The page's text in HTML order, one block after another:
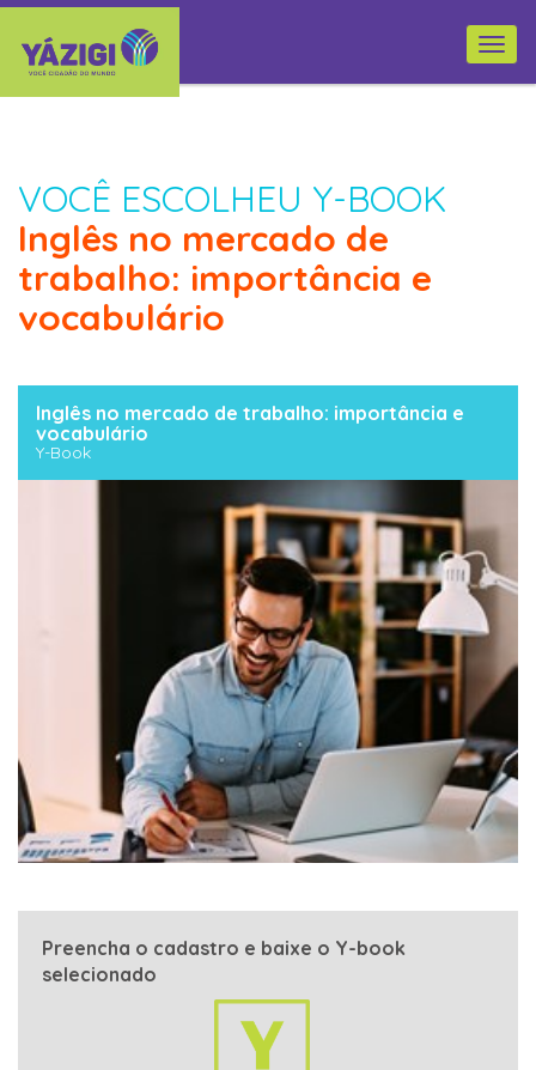
VOCÊ ESCOLHEU Y-BOOK
Inglês no mercado de
trabalho: importância e
vocabulário
Inglês no mercado de trabalho: importância e
vocabulário
Y-Book
Preencha o cadastro e baixe o Y-book
selecionado